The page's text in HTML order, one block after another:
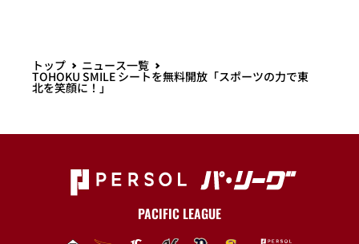
トップ ニュース一覧
TOHOKU SMILE シートを無料開放「スポーツの力で東
北を笑顔に！」
PACIFIC LEAGUE